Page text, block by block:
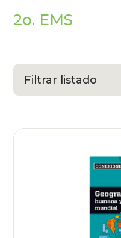
2o. EMS
Filtrar listado